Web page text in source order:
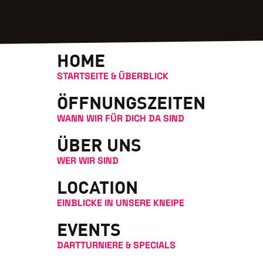
HOME
STARTSEITE & ÜBERBLICK
ÖFFNUNGSZEITEN
WANN WIR FÜR DICH DA SIND
ÜBER UNS
WER WIR SIND
LOCATION
EINBLICKE IN UNSERE KNEIPE
EVENTS
DARTTURNIERE & SPECIALS
Hier findest du uns:
46, 34253